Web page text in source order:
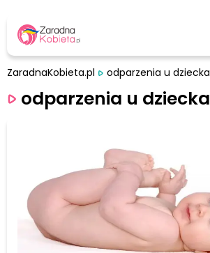
ZaradnaKobieta.pl odparzenia u dziecka
odparzenia u dziecka